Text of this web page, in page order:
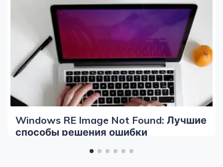
Windows RE Image Not Found: Лучшие
способы решения ошибки